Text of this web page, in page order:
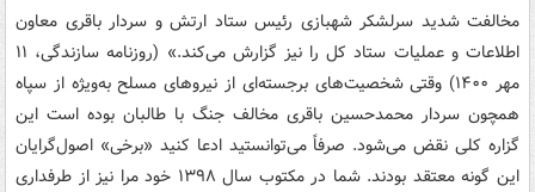
مخالفت شدید سرلشکر شهبازی رئیس ستاد ارتش و سردار باقری معاون
اطلاعات و عملیات ستاد کل را نیز گزارش می‌کند.» (روزنامه سازندگی، ۱۱
مهر ۱۴۰۰) وقتی شخصیت‌های برجسته‌ای از نیروهای مسلح به‌ویژه از سپاه
همچون سردار محمدحسین باقری مخالف جنگ با طالبان بوده است این
گزاره کلی نقض می‌شود. صرفاً می‌توانستید ادعا کنید «برخی» اصول‌گرایان
این گونه معتقد بودند. شما در مکتوب سال ۱۳۹۸ خود مرا نیز از طرفداری